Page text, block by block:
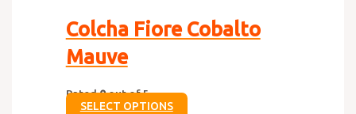
Colcha Fiore Cobalto
Mauve
Rated0out of 5
SELECT OPTIONS